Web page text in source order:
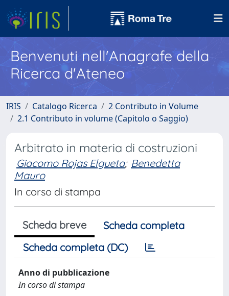
Benvenuti nell'Anagrafe della
Ricerca d'Ateneo
IRIS Catalogo Ricerca
2 Contributo in Volume
2.1 Contributo in volume (Capitolo o Saggio)
Arbitrato in materia di costruzioni
Giacomo Rojas Elgueta; Benedetta
Mauro
In corso di stampa
Scheda breve
Scheda completa
Scheda completa (DC)
Anno di pubblicazione
In corso di stampa